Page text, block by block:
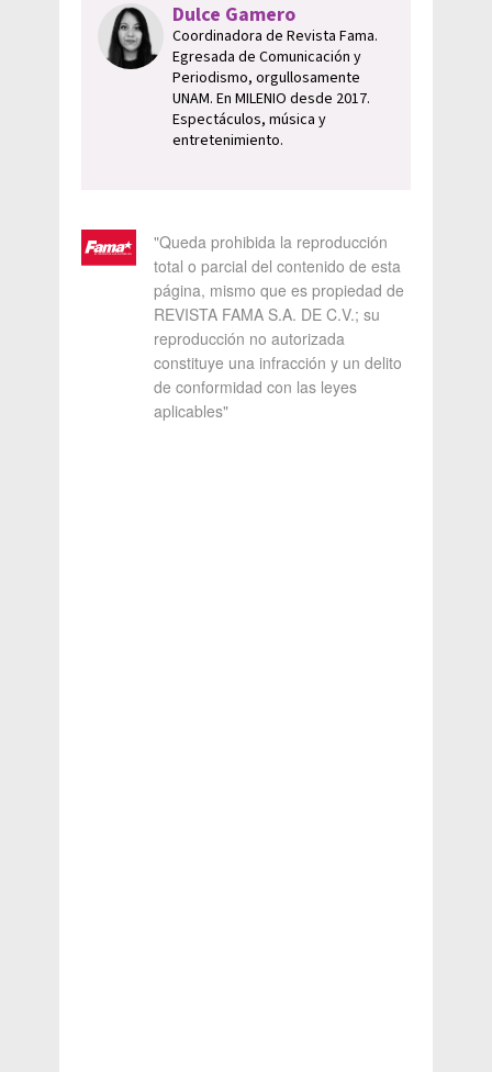
Dulce Gamero
Coordinadora de Revista Fama.
Egresada de Comunicación y
Periodismo, orgullosamente
UNAM. En MILENIO desde 2017.
Espectáculos, música y
entretenimiento.
"Queda prohibida la reproducción
total o parcial del contenido de esta
página, mismo que es propiedad de
REVISTA FAMA S.A. DE C.V.; su
reproducción no autorizada
constituye una infracción y un delito
de conformidad con las leyes
aplicables"